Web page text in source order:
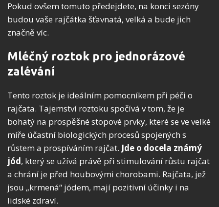
Pokud ovšem tomuto předejdete, na konci sezóny
budou vaše rajčátka šťavnatá, velká a bude jich
značně víc.
Mléčný roztok pro jednorázové
zalévání
Tento roztok je ideálním pomocníkem při péči o
rajčata. Tajemství roztoku spočívá v tom, že je
bohatý na prospěšné stopové prvky, které se ve velké
míře účastní biologických procesů spojených s
růstem a prospíváním rajčat. Jde o docela známý
jód, který se užívá právě při stimulování růstu rajčat
a chrání je před houbovými chorobami. Rajčata, jež
jsou „krmená“ jódem, mají pozitivní účinky i na
lidské zdraví.